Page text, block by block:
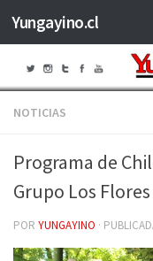
Saltar al contenido
Yungayino.cl
NOTICIAS
Programa de
Grupo Los
POR YUNGAYINO ·